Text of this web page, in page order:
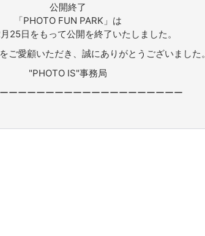
公開終了
「PHOTO FUN PARK」は
25日をもって公開を終了いたしました。
ご愛顧いただき、誠にありがとうございました
"PHOTO IS"事務局
ーーーーーーーーーーーーーーーーーーー